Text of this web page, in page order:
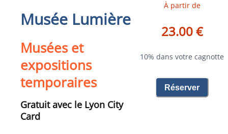
Musée Lumière
Musées et
expositions
temporaires
Gratuit avec le Lyon City
Card
À partir de
23.00 €
10% dans votre cagnotte
Réserver